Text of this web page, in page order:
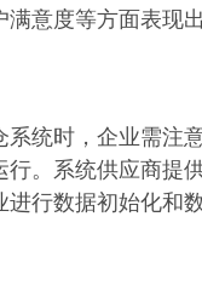
满意度等方面表现
系统时，企业需注
行。系统供应商提
进行数据初始化和